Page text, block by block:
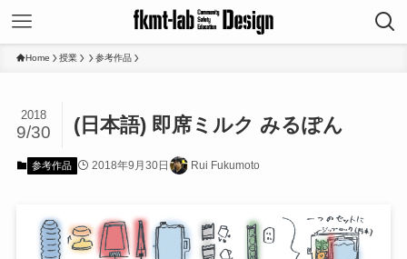
Home 授業 参考作品
(日本語) 即席ミルク みるぽん
2018
9/30
参考作品 2018年9月30日 Rui Fukumoto